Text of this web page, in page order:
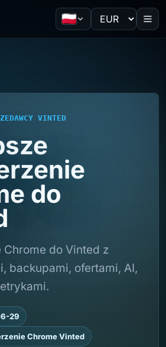
VINTED
do
Chrome do Vinted z
backupami, ofertami, AI,
29
Chrome Vinted